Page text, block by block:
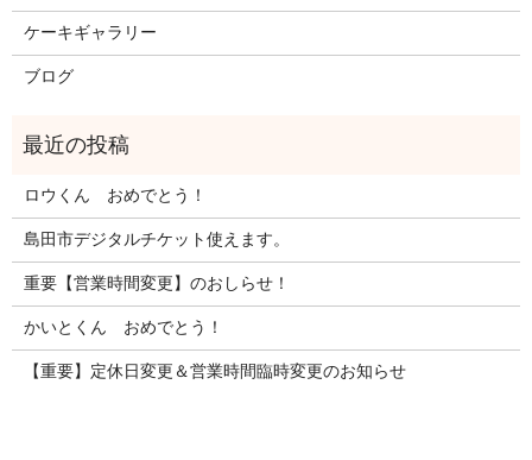
ケーキギャラリー
ブログ
ロウくん おめでとう！
島田市デジタルチケット使えます。
重要【営業時間変更】のおしらせ！
かいとくん おめでとう！
【重要】定休日変更＆営業時間臨時変更のお知らせ